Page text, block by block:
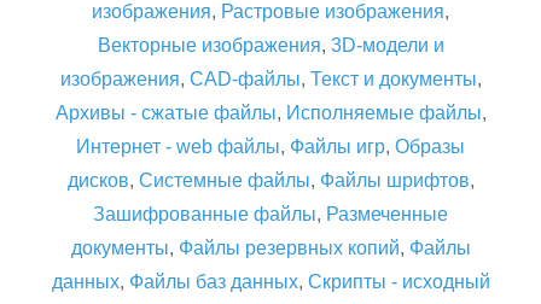
изображения, Растровые изображения,
Векторные изображения, 3D-модели и
изображения, CAD-файлы, Текст и документы,
Архивы - сжатые файлы, Исполняемые файлы,
Интернет - web файлы, Файлы игр, Образы
дисков, Системные файлы, Файлы шрифтов,
Зашифрованные файлы, Размеченные
документы, Файлы резервных копий, Файлы
данных, Файлы баз данных, Скрипты - исходный